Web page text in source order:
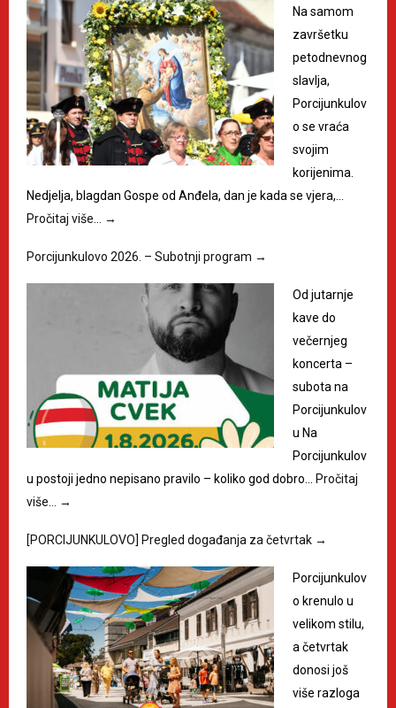
Na samom
završetku
petodnevnog
slavlja,
Porcijunkulov
o se vraća
svojim
korijenima.
Nedjelja, blagdan Gospe od Anđela, dan je kada se vjera,…
Pročitaj više…
→
Porcijunkulovo 2026. – Subotnji program →
Od jutarnje
kave do
večernjeg
koncerta –
subota na
Porcijunkulov
u Na
Porcijunkulov
u postoji jedno nepisano pravilo – koliko god dobro…
Pročitaj
više…
→
[PORCIJUNKULOVO] Pregled događanja za četvrtak →
Porcijunkulov
o krenulo u
velikom stilu,
a četvrtak
donosi još
više razloga